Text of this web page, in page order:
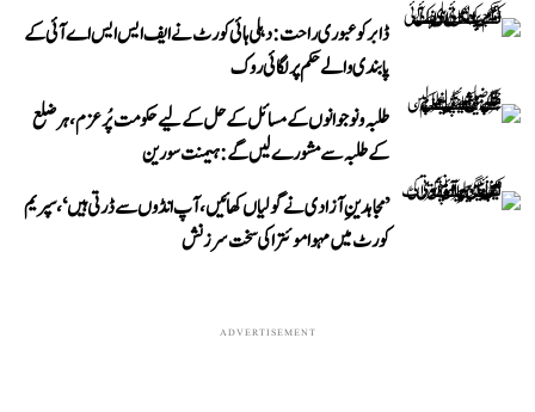
ڈابر کو عبوری راحت: دہلی ہائی کورٹ نے ایف ایس ایس اے آئی کے
پابندی والے حکم پر لگائی روک
طلبہ و نوجوانوں کے مسائل کے حل کے لیے حکومت پُرعزم، ہر ضلع
کے طلبہ سے مشورے لیں گے: ہیمنت سورین
’مجاہدینِ آزادی نے گولیاں کھائیں، آپ انڈوں سے ڈرتی ہیں‘، سپریم
کورٹ میں مہوا موئترا کی سخت سرزنش
ADVERTISEMENT